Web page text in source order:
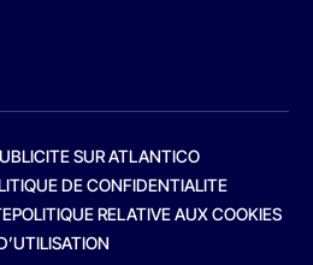
SUR ATLANTICO
DE CONFIDENTIALITE
POLITIQUE RELATIVE AUX COOKIES